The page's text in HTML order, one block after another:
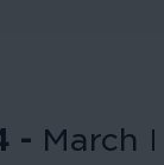
- March